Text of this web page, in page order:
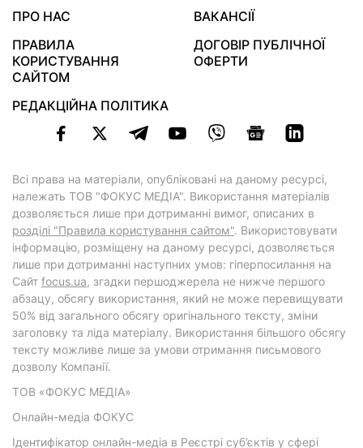
ПРО НАС
ВАКАНСІЇ
ПРАВИЛА
КОРИСТУВАННЯ
САЙТОМ
ДОГОВІР ПУБЛІЧНОЇ
ОФЕРТИ
РЕДАКЦІЙНА ПОЛІТИКА
Всі права на матеріали, опубліковані на даному ресурсі,
належать ТОВ "ФОКУС МЕДІА". Використання матеріалів
дозволяється лише при дотриманні вимог, описаних в
розділі "Правила користування сайтом". Використовувати
інформацію, розміщену на даному ресурсі, дозволяється
лише при дотриманні наступних умов: гіперпосилання на
Cайт focus.ua, згадки першоджерела не нижче першого
абзацу, обсягу використання, який не може перевищувати
50% від загального обсягу оригінального тексту, зміни
заголовку та ліда матеріалу. Використання більшого обсягу
тексту можливе лише за умови отримання письмового
дозволу Компанії.
ТОВ «ФОКУС МЕДІА»
Онлайн-медіа ФОКУС
Ідентифікатор онлайн-медіа в Реєстрі суб’єктів у сфері